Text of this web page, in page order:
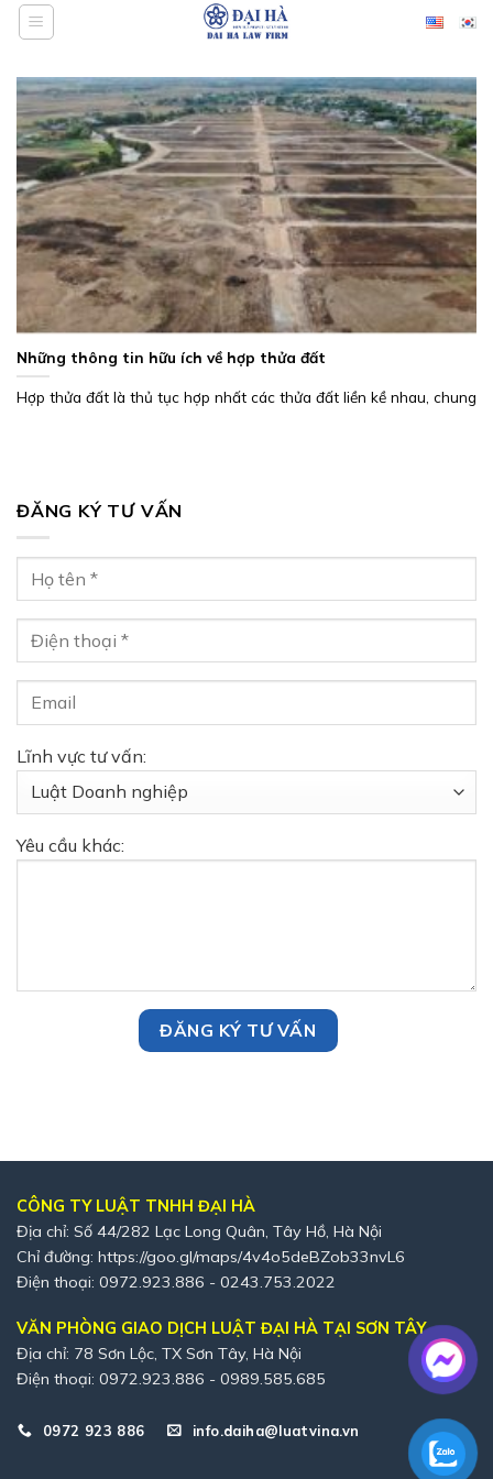
Bỏ
qua
dung
Những thông tin hữu ích về hợp thửa đất
Hợp thửa đất là thủ tục hợp nhất các thửa đất liền kề nhau, chung
ĐĂNG KÝ TƯ VẤN
Lĩnh vực tư vấn:
Yêu cầu khác:
CÔNG TY LUẬT TNHH ĐẠI HÀ
Địa chỉ: Số 44/282 Lạc Long Quân, Tây Hồ, Hà Nội
Chỉ đường: https://goo.gl/maps/4v4o5deBZob33nvL6
Điện thoại: 0972.923.886 - 0243.753.2022
VĂN PHÒNG GIAO DỊCH LUẬT ĐẠI HÀ TẠI SƠN TÂY
Địa chỉ: 78 Sơn Lộc, TX Sơn Tây, Hà Nội
Điện thoại: 0972.923.886 - 0989.585.685
0972 923 886 info.daiha@luatvina.vn